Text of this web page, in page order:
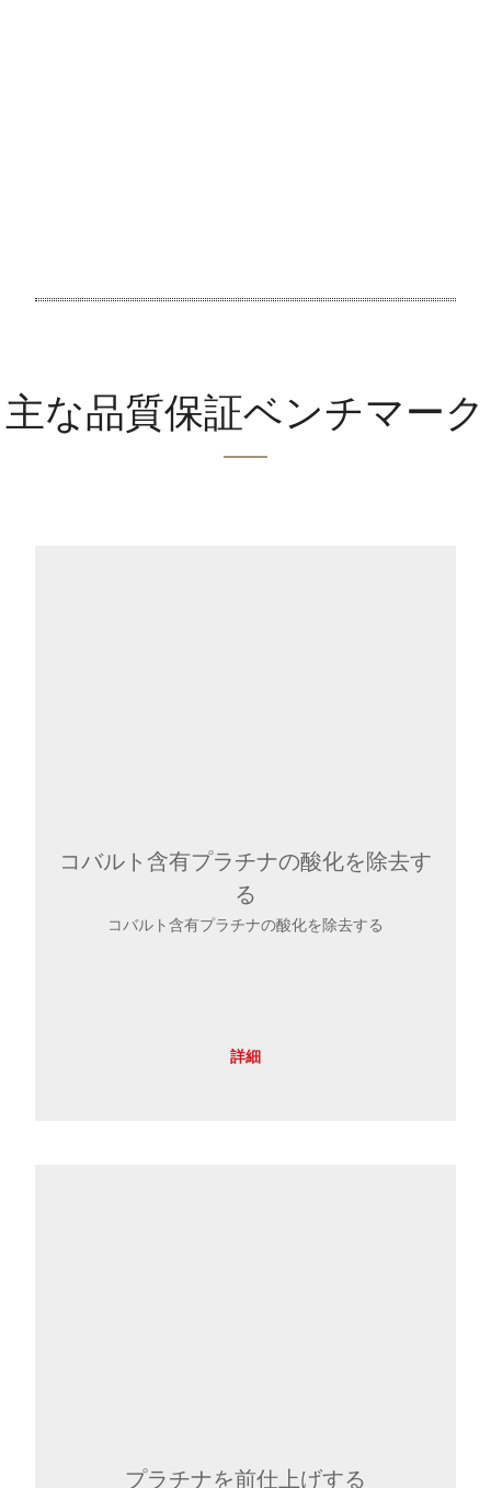
主な品質保証ベンチマーク
コバルト含有プラチナの酸化を除去す
る
コバルト含有プラチナの酸化を除去する
詳細
プラチナを前仕上げする